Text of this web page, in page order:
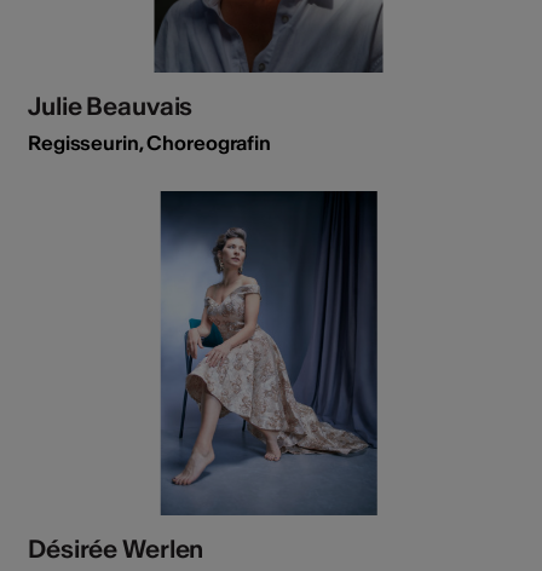
Julie Beauvais
Regisseurin, Choreografin
Désirée Werlen